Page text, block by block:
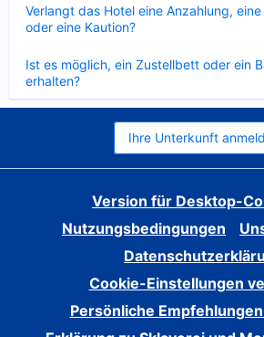
Verlangt das Hotel eine Anzahlung,
oder eine Kaution?
Ist es möglich, ein Zustellbett oder ein
erhalten?
Ihre Unterkunft
Version für Desktop-
Nutzungsbedingungen
Cookie-Einstellungen
Persönliche